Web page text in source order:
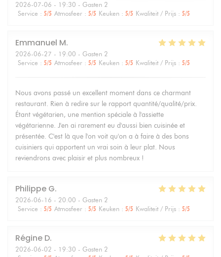
2026-07-06 - 19:30 - Gasten 2
Service : 5/5 Atmosfeer : 5/5 Keuken : 5/5 Kwaliteit / Prijs : 5/5
Emmanuel M
2026-06-27 - 19:00 - Gasten 2
Service : 5/5 Atmosfeer : 5/5 Keuken : 5/5 Kwaliteit / Prijs : 5/5
Nous avons passé un excellent moment dans ce charmant
restaurant. Rien à redire sur le rapport quantité/qualité/prix.
Étant végétarien, une mention spéciale à l'assiette
végétarienne. J'en ai rarement eu d'aussi bien cuisinée et
présentée. C'est là que l'on voit qu'on a à faire à des bons
cuisiniers qui apportent un vrai soin à leur plat. Nous
reviendrons avec plaisir et plus nombreux !
Philippe G
2026-06-16 - 20:00 - Gasten 2
Service : 5/5 Atmosfeer : 5/5 Keuken : 5/5 Kwaliteit / Prijs : 5/5
Régine D
2026-06-02 - 19:30 - Gasten 2